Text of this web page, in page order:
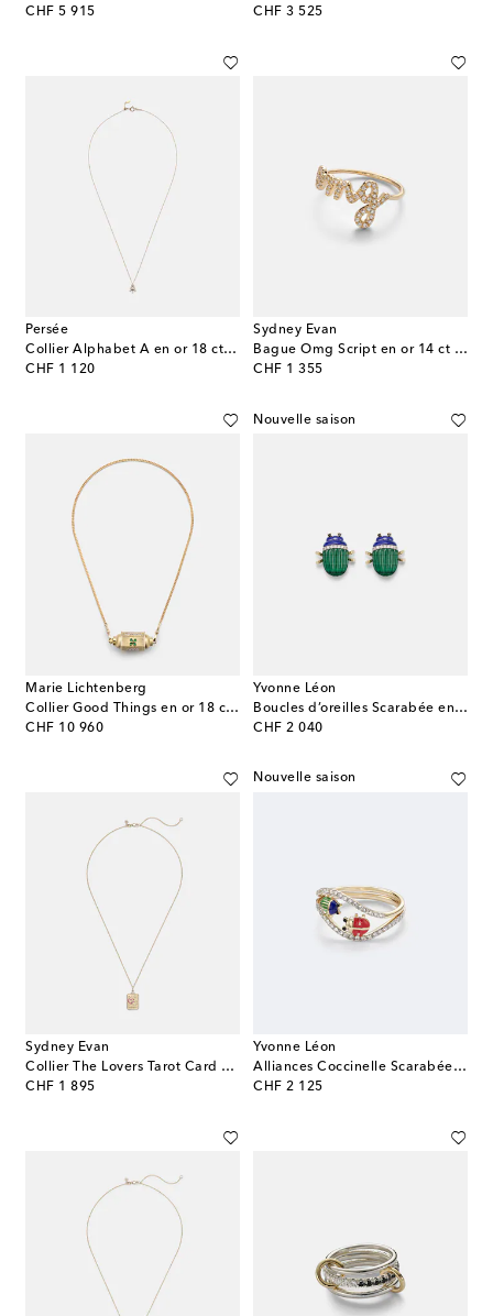
CHF 5 915
original price
CHF 3 525
original price
Persée
Collier Alphabet A en or 18 ct et diamants
CHF 1 120
original price
Sydney Evan
Bague Omg Script en or 14 ct et diamants
CHF 1 355
original price
Marie Lichtenberg
Collier Good Things en or 18 ct et émeraudes
CHF 10 960
original price
Nouvelle saison
Yvonne Léon
Boucles d’oreilles Scarabée en or 9 ct, malachite, lapis-lazuli et diamants
CHF 2 040
original price
Sydney Evan
Collier The Lovers Tarot Card en or 14 ct, rubis et diamants
CHF 1 895
original price
Nouvelle saison
Yvonne Léon
Alliances Coccinelle Scarabée en or 9 ct, émail et diamants
CHF 2 125
original price